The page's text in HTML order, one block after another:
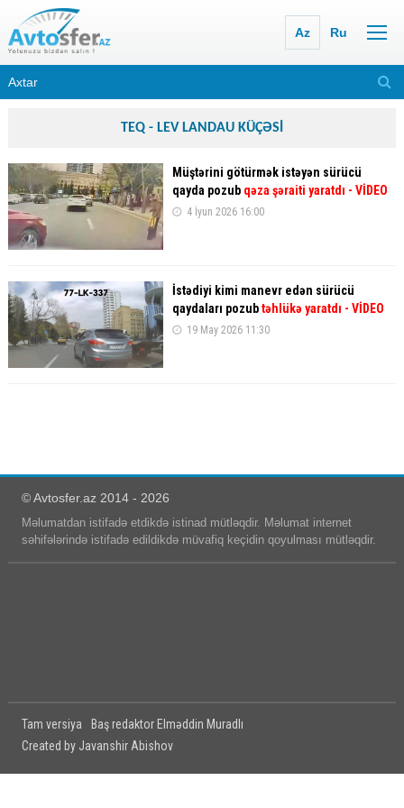
Az Ru
TEQ - LEV LANDAU KÜÇƏSİ
Müştərini götürmək istəyən sürücü
qayda pozub qəza şəraiti yaratdı - VİDEO
4 İyun 2026 16:00
İstədiyi kimi manevr edən sürücü
qaydaları pozubtəhlükə yaratdı - VİDEO
19 May 2026 11:30
© Avtosfer.az 2014 - 2026
Məlumatdan istifadə etdikdə istinad mütləqdir. Məlumat internet
səhifələrində istifadə edildikdə müvafiq keçidin qoyulması mütləqdir.
Tam versiya
Baş redaktor Elməddin Muradlı
Created by Javanshir Abishov